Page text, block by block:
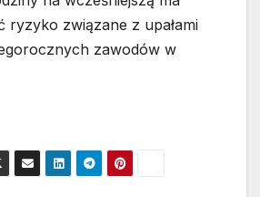
ryzyko związane z upałami
zawodów w